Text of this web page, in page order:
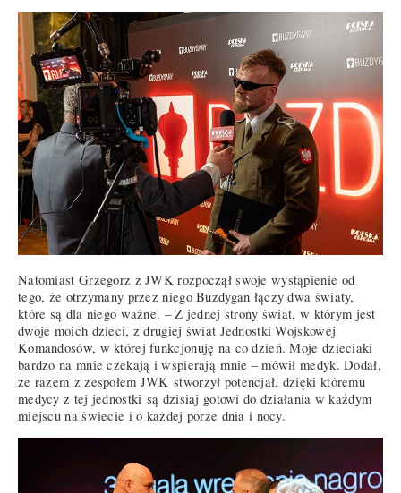
Natomiast Grzegorz z JWK rozpoczął swoje wystąpienie od
tego, że otrzymany przez niego Buzdygan łączy dwa światy,
które są dla niego ważne. – Z jednej strony świat, w którym jest
dwoje moich dzieci, z drugiej świat Jednostki Wojskowej
Komandosów, w której funkcjonuję na co dzień. Moje dzieciaki
bardzo na mnie czekają i wspierają mnie – mówił medyk. Dodał,
że razem z zespołem JWK stworzył potencjał, dzięki któremu
medycy z tej jednostki są dzisiaj gotowi do działania w każdym
miejscu na świecie i o każdej porze dnia i nocy.